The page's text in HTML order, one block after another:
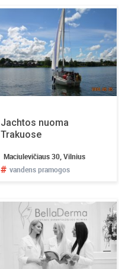
Jachtos nuoma
Trakuose
Maciulevičiaus 30, Vilnius
# vandens pramogos